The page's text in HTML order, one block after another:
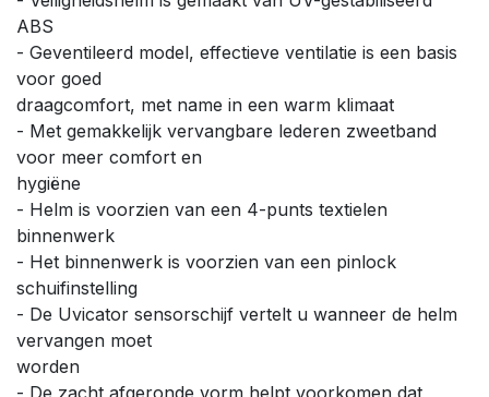
ABS
- Geventileerd model, effectieve ventilatie is een basis
voor goed
draagcomfort, met name in een warm klimaat
- Met gemakkelijk vervangbare lederen zweetband
voor meer comfort en
hygiëne
- Helm is voorzien van een 4-punts textielen
binnenwerk
- Het binnenwerk is voorzien van een pinlock
schuifinstelling
- De Uvicator sensorschijf vertelt u wanneer de helm
vervangen moet
worden
- De zacht afgeronde vorm helpt voorkomen dat